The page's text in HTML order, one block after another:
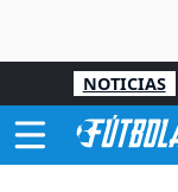
NOTICIAS